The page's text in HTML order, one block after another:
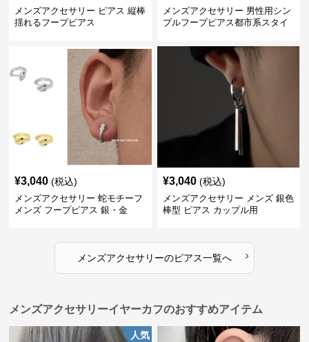
メンズアクセサリー ピアス 縦棒
揺れるフープピアス
メンズアクセサリー 男性用シン
プルフープピアス都市系スタイ
¥3,040 (税込)
メンズアクセサリー 蛇モチーフ
メンズ フープピアス 銀・金
¥3,040 (税込)
メンズアクセサリー メンズ 銀色
棒型 ピアス カップル用
メンズアクセサリーのピアス一覧へ ›
メンズアクセサリーイヤーカフのおすすめアイテム
人気